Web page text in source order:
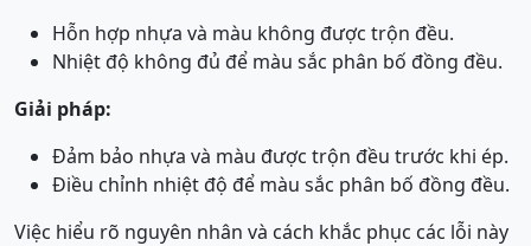
Hỗn hợp nhựa và màu không được trộn đều.
Nhiệt độ không đủ để màu sắc phân bố đồng đều.
Giải pháp:
Đảm bảo nhựa và màu được trộn đều trước khi ép.
Điều chỉnh nhiệt độ để màu sắc phân bố đồng đều.
Việc hiểu rõ nguyên nhân và cách khắc phục các lỗi này